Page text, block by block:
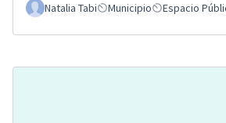
Natalia Tabi Municipio Espacio